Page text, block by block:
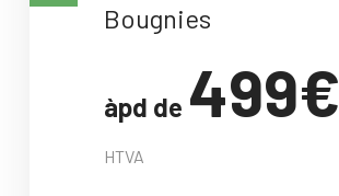
Bougnies
àpd de 499€
HTVA